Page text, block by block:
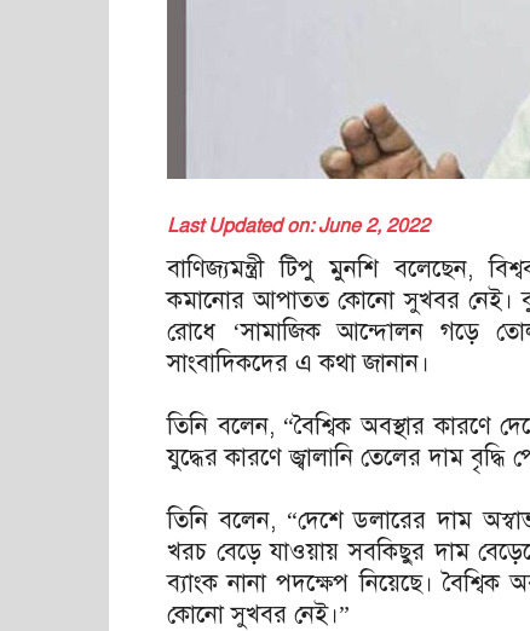
Last Updated on: June 2, 2022
বাণিজ্যমন্ত্রী টিপু মুনশি বলেছেন,
কমানোর আপাতত কোনো সুখবর নেই।
রোধে ‘সামাজিক আন্দোলন গড়ে
সাংবাদিকদের এ কথা জানান।
তিনি বলেন, “বৈশ্বিক অবস্থার কারণে
যুদ্ধের কারণে জ্বালানি তেলের দাম বৃদ্ধি
তিনি বলেন, “দেশে ডলারের দাম
খরচ বেড়ে যাওয়ায় সবকিছুর দাম
ব্যাংক নানা পদক্ষেপ নিয়েছে।
কোনো সুখবর নেই।”